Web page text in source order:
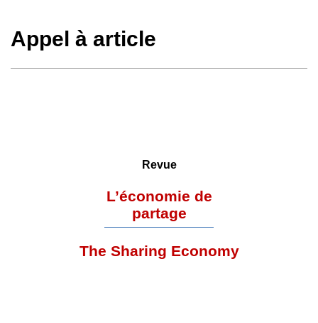
Appel à article
Revue
L’économie de
partage
The Sharing Economy